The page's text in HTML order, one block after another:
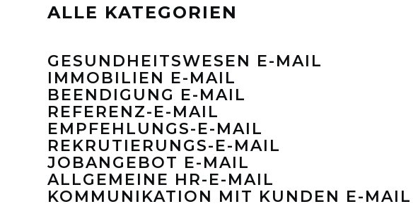
ALLE KATEGORIEN
GESUNDHEITSWESEN E-MAIL
IMMOBILIEN E-MAIL
BEENDIGUNG E-MAIL
REFERENZ-E-MAIL
EMPFEHLUNGS-E-MAIL
REKRUTIERUNGS-E-MAIL
JOBANGEBOT E-MAIL
ALLGEMEINE HR-E-MAIL
KOMMUNIKATION MIT KUNDEN E-MAIL